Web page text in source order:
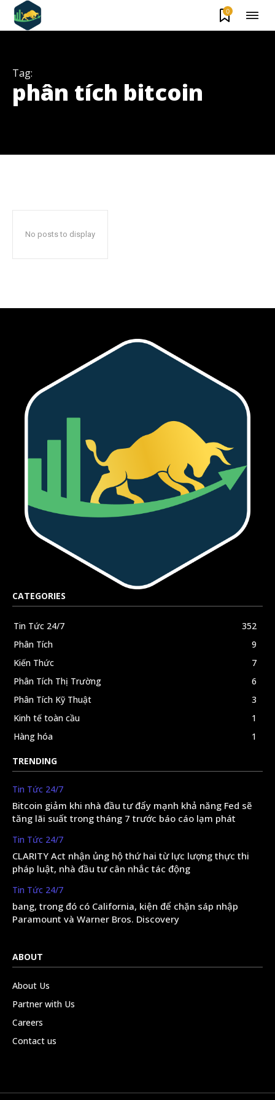
5,320 58,000
Subscribers
0
Tag:
phân tích bitcoin
No posts to display
CATEGORIES
Tin Tức 24/7
352
Phân Tích
9
Kiến Thức
7
Phân Tích Thị Trường
6
Phân Tích Kỹ Thuật
3
Kinh tế toàn cầu
1
Hàng hóa
1
TRENDING
Tin Tức 24/7
Bitcoin giảm khi nhà đầu tư đẩy mạnh khả năng Fed sẽ
tăng lãi suất trong tháng 7 trước báo cáo lạm phát
Tin Tức 24/7
CLARITY Act nhận ủng hộ thứ hai từ lực lượng thực thi
pháp luật, nhà đầu tư cân nhắc tác động
Tin Tức 24/7
bang, trong đó có California, kiện để chặn sáp nhập
Paramount và Warner Bros. Discovery
ABOUT
About Us
Partner with Us
Careers
Contact us